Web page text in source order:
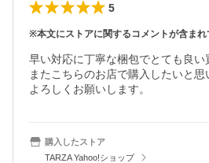
5
※本文にストアに関するコメントが含まれ
早い対応に丁寧な梱包でとても良い
またこちらのお店で購入したいと思
よろしくお願いします。
購入したストア
TARZA Yahoo!ショップ